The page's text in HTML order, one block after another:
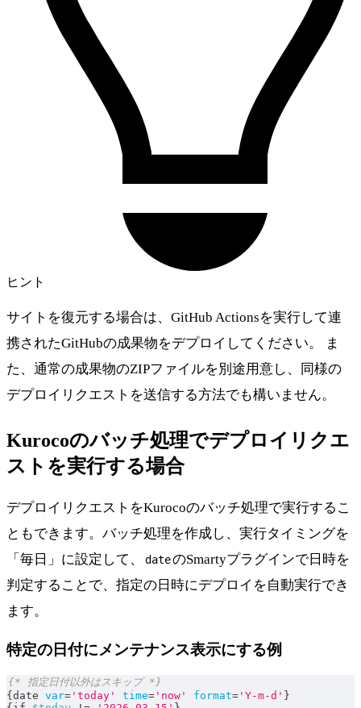
ヒント
サイトを復元する場合は、GitHub Actionsを実行して連
携されたGitHubの成果物をデプロイしてください。 ま
た、通常の成果物のZIPファイルを別途用意し、同様の
デプロイリクエストを送信する方法でも構いません。
Kurocoのバッチ処理でデプロイリクエ
ストを実行する場合
デプロイリクエストをKurocoのバッチ処理で実行するこ
ともできます。バッチ処理を作成し、実行タイミングを
「毎日」に設定して、
dateのSmartyプラグインで日時を
判定することで、指定の日時にデプロイを自動実行でき
ます。
特定の日付にメンテナンス表示にする例
{* 指定日付以外はスキップ *}
{ date var= 'today' time= 'now' format= 'Y-m-d' }